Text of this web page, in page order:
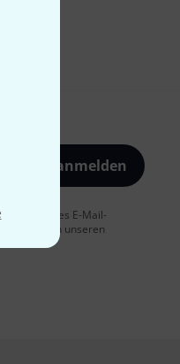
Jetzt anmelden
Messung des E-Mail-
Sie in unseren